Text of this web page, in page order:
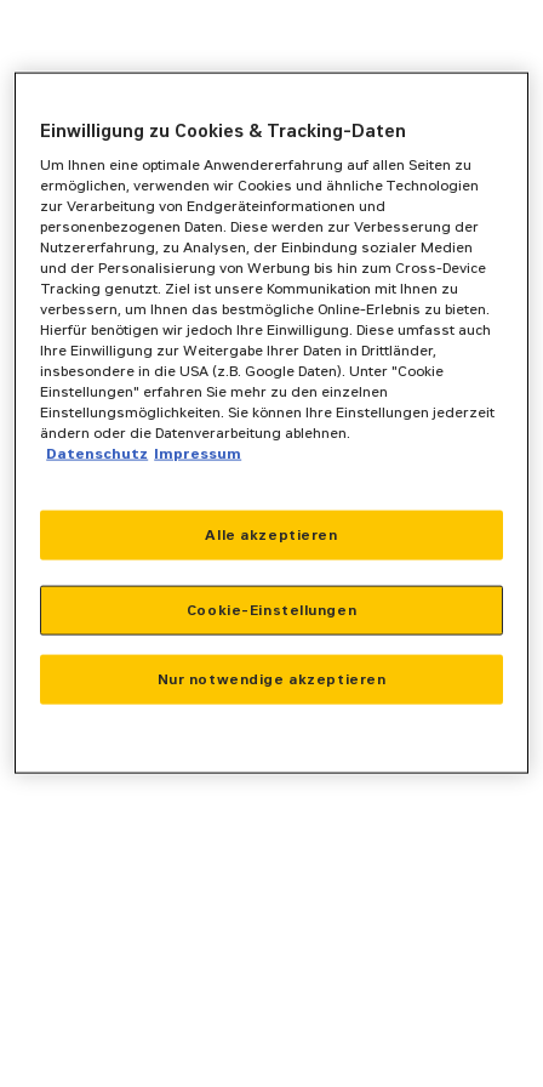
Application error: aclient-side exception has occurred while
www.zeppelin-powersystems.com
Einwilligung zu Cookies & Tracking-Daten
Um Ihnen eine optimale Anwendererfahrung auf allen Seiten zu
ermöglichen, verwenden wir Cookies und ähnliche Technologien
zur Verarbeitung von Endgeräteinformationen und
personenbezogenen Daten. Diese werden zur Verbesserung der
Nutzererfahrung, zu Analysen, der Einbindung sozialer Medien
und der Personalisierung von Werbung bis hin zum Cross-Device
Tracking genutzt. Ziel ist unsere Kommunikation mit Ihnen zu
verbessern, um Ihnen das bestmögliche Online-Erlebnis zu bieten.
Hierfür benötigen wir jedoch Ihre Einwilligung. Diese umfasst auch
Ihre Einwilligung zur Weitergabe Ihrer Daten in Drittländer,
insbesondere in die USA (z.B. Google Daten). Unter "Cookie
Einstellungen" erfahren Sie mehr zu den einzelnen
Einstellungsmöglichkeiten. Sie können Ihre Einstellungen jederzeit
ändern oder die Datenverarbeitung ablehnen.
Datenschutz Impressum
Nur notwendige akzeptieren
Alle akzeptieren
Cookie-Einstellungen